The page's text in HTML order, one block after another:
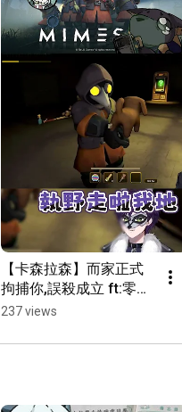
【卡森拉森】而家正式
拘捕你,誤殺成立 ft:零肆.
卡森.蜥蜥 #港V #vtuber
迷魅狩獵
237 views